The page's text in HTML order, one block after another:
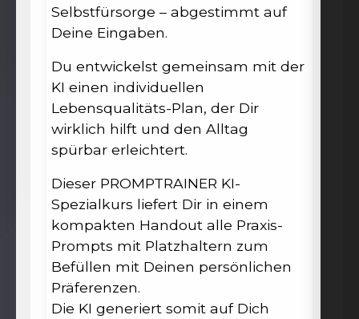
Selbstfürsorge – abgestimmt auf
Deine Eingaben.
Du entwickelst gemeinsam mit der
KI einen individuellen
Lebensqualitäts-Plan, der Dir
wirklich hilft und den Alltag
spürbar erleichtert.
Dieser PROMPTRAINER KI-
Spezialkurs liefert Dir in einem
kompakten Handout alle Praxis-
Prompts mit Platzhaltern zum
Befüllen mit Deinen persönlichen
Präferenzen.
Die KI generiert somit auf Dich